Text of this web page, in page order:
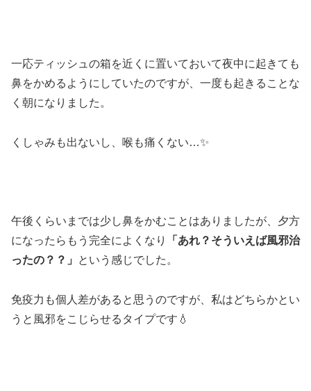
一応ティッシュの箱を近くに置いておいて夜中に起きても
鼻をかめるようにしていたのですが、一度も起きることな
く朝になりました。
くしゃみも出ないし、喉も痛くない…✨
午後くらいまでは少し鼻をかむことはありましたが、夕方
になったらもう完全によくなり
「あれ？そういえば風邪治
ったの？？」
という感じでした。
免疫力も個人差があると思うのですが、私はどちらかとい
うと風邪をこじらせるタイプです💧